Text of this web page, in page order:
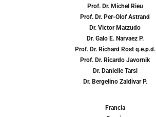
Prof. Dr. Michel Rieu
Prof. Dr. Per-Olof Astrand
Dr. Victor Matzudo
Dr. Galo E. Narvaez P.
Prof. Dr. Richard Rost q.e.p.d.
Prof. Dr. Ricardo Javornik
Dr. Danielle Tarsi
Dr. Bergelino Zaldivar P.
Francia